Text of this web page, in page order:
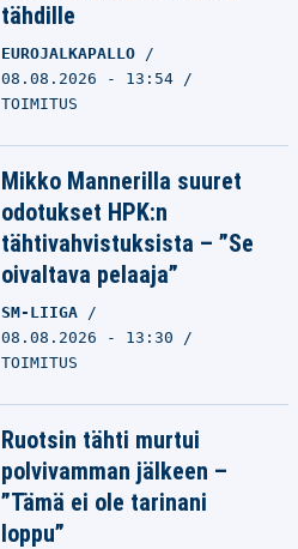
tähdille
EUROJALKAPALLO
08.08.2026 - 13:54
TOIMITUS
Mikko Mannerilla suuret
odotukset HPK:n
tähtivahvistuksista – ”Se
oivaltava pelaaja”
SM-LIIGA
08.08.2026 - 13:30
TOIMITUS
Ruotsin tähti murtui
polvivamman jälkeen –
”Tämä ei ole tarinani
loppu”